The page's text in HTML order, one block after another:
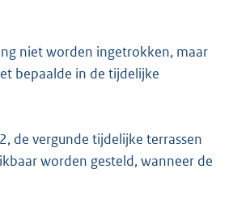
niet worden ingetrokken, maar
bepaalde in de tijdelijke
de vergunde tijdelijke terrassen
worden gesteld, wanneer de